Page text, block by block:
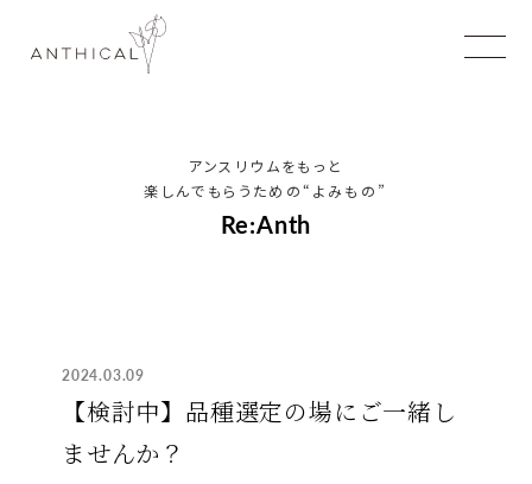
アンスリウムをもっと
楽しんでもらうための“よみもの”
Re:Anth
2024.03.09
【検討中】品種選定の場にご一緒し
ませんか？